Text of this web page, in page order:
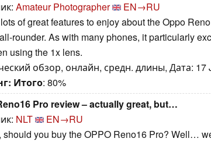
Amateur Photographer
EN→RU
of great features to enjoy about the Oppo
rounder. As with many phones, it particularly
using the 1x lens.
обзор, онлайн, средн. длины, Дата: 17
Итого: 80%
Pro review – actually great, but…
NLT
EN→RU
should you buy the OPPO Reno16 Pro? Well…